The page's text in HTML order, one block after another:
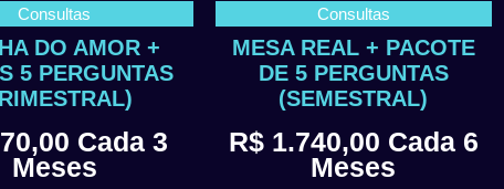
Consultas
DO AMOR +
5 PERGUNTAS
Cada 3
Meses
Consultas
MESA REAL + PACOTE
DE 5 PERGUNTAS
(SEMESTRAL)
R$1.740,00 Cada 6
Meses